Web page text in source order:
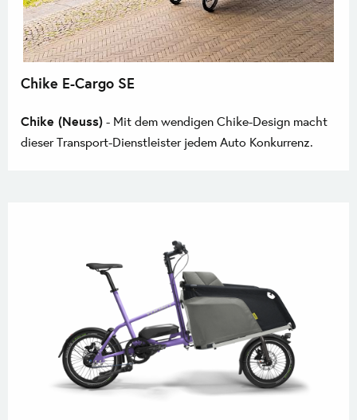
Chike E-Cargo SE
Chike (Neuss)- Mit dem wendigen Chike-Design macht
dieser Transport-Dienstleister jedem Auto Konkurrenz.